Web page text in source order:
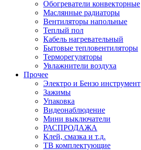
Обогреватели конвекторные
Маслянные радиаторы
Вентиляторы напольные
Теплый пол
Кабель нагревательный
Бытовые тепловентиляторы
Терморегуляторы
Увлажнители воздуха
Прочее
Электро и Бензо инструмент
Зажимы
Упаковка
Видеонаблюдение
Мини выключатели
РАСПРОДАЖА
Клей, смазка и т.д.
ТВ комплектующие